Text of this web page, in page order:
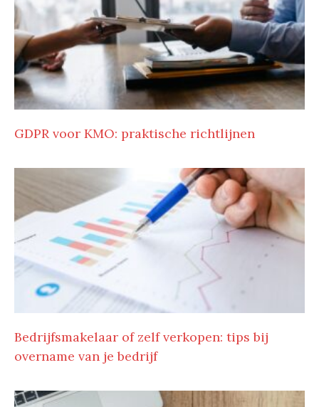
GDPR voor KMO: praktische richtlijnen
Bedrijfsmakelaar of zelf verkopen: tips bij
overname van je bedrijf